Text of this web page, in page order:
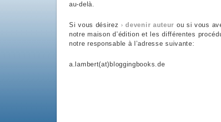
au-delà.
Si vous désirez devenir auteur ou si vous
notre maison d’édition et les différentes
notre responsable à l’adresse suivante:
a.lambert(at)bloggingbooks.de